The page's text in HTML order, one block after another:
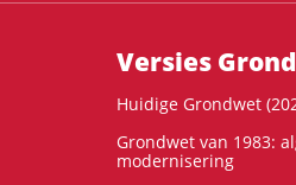
Versies
Huidige Grondwet
Grondwet van 1983:
modernisering